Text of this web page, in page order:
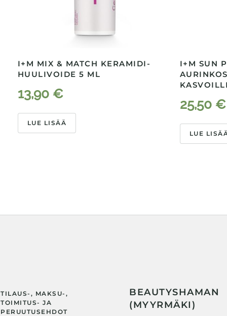
I+M MIX & MATCH KERAMIDI-
HUULIVOIDE 5 ML
13,90 €
LUE LISÄÄ
I+M SUN
25,50 €
LUE
TILAUS-, MAKSU-,
TOIMITUS- JA
PERUUTUSEHDOT
BEAUTYSHAMAN
(MYYRMÄKI)